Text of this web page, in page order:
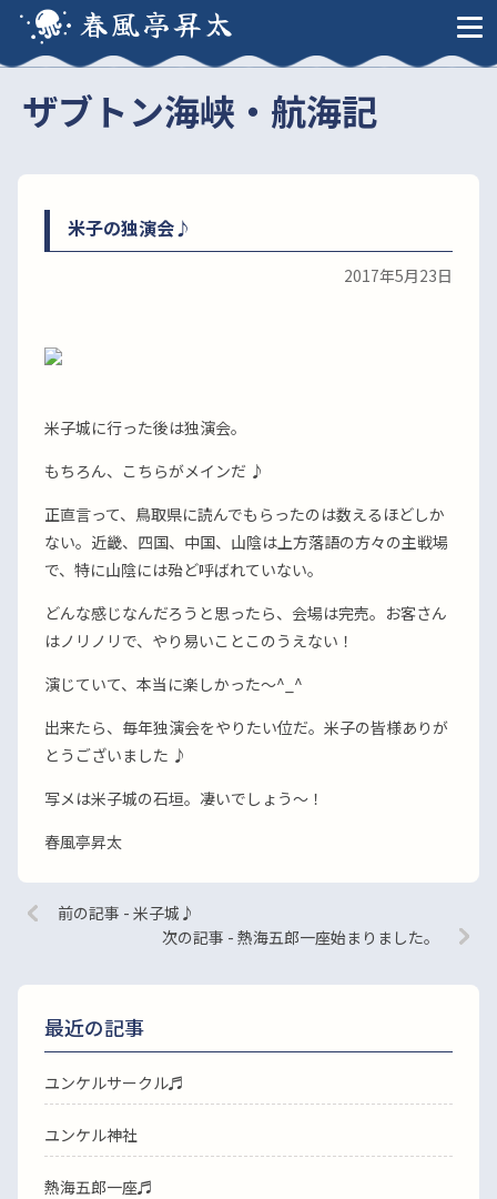
春風亭昇太
ザブトン海峡・航海記
米子の独演会♪
2017年5月23日
米子城に行った後は独演会。
もちろん、こちらがメインだ ♪
正直言って、鳥取県に読んでもらったのは数えるほどしか
ない。近畿、四国、中国、山陰は上方落語の方々の主戦場
で、特に山陰には殆ど呼ばれていない。
どんな感じなんだろうと思ったら、会場は完売。お客さん
はノリノリで、やり易いことこのうえない！
演じていて、本当に楽しかった〜^_^
出来たら、毎年独演会をやりたい位だ。米子の皆様ありが
とうございました ♪
写メは米子城の石垣。凄いでしょう〜！
春風亭昇太
前の記事 - 米子城♪
次の記事 - 熱海五郎一座始まりました。
最近の記事
ユンケルサークル♬
ユンケル神社
熱海五郎一座♬